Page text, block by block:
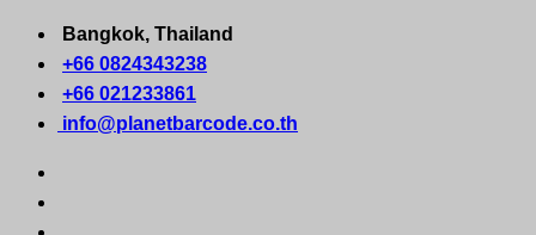
Skip
content
Bangkok, Thailand
+66 0824343238
+66 021233861
info@planetbarcode.co.th